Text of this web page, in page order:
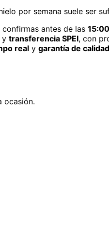
por semana suele ser
confirmas antes de las
y transferencia SPEI, con
real y garantía de calidad
ocasión.